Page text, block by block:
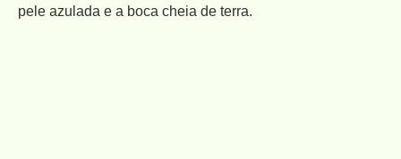
pele azulada e a boca cheia de terra.